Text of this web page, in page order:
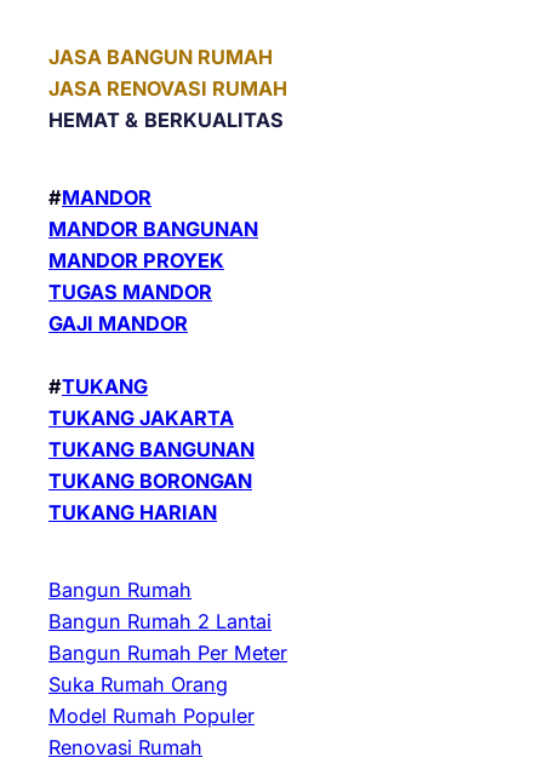
JASA BANGUN RUMAH
JASA RENOVASI RUMAH
HEMAT & BERKUALITAS
#MANDOR
MANDOR BANGUNAN
MANDOR PROYEK
TUGAS MANDOR
GAJI MANDOR
#TUKANG
TUKANG JAKARTA
TUKANG BANGUNAN
TUKANG BORONGAN
TUKANG HARIAN
Bangun Rumah
Bangun Rumah 2 Lantai
Bangun Rumah Per Meter
Suka Rumah Orang
Model Rumah Populer
Renovasi Rumah